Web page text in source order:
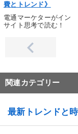
費とトレンド》
電通マーケターがイン
サイト思考で読む！
関連カテゴリー
最新トレンドと